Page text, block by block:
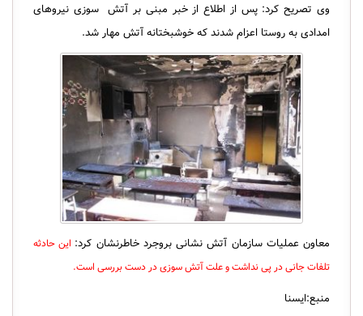
وی تصریح کرد: پس از اطلاع از خبر مبنی بر آتش ‎ سوزی نیروهای
امدادی به روستا اعزام شدند که خوشبختانه آتش مهار شد.
معاون عملیات سازمان آتش‎ نشانی بروجرد خاطرنشان کرد:
این حادثه
تلفات جانی در پی نداشت و علت آتش ‏سوزی در دست بررسی است.
منبع:ایسنا